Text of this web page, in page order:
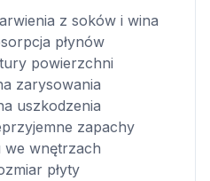
z soków i wina
płynów
powierzchni
zarysowania
uszkodzenia
zapachy
wnętrzach
płyty